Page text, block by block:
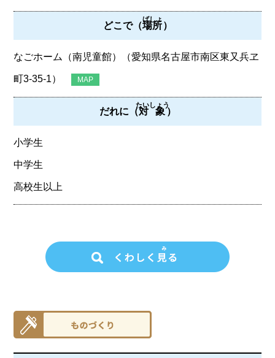
どこで（場所
ばしょ
）
なごホーム（南児童館）（愛知県名古屋市南区東又兵ヱ
町3‐35‐1） MAP
だれに（対象
たいしょう
）
小学生
中学生
高校生以上